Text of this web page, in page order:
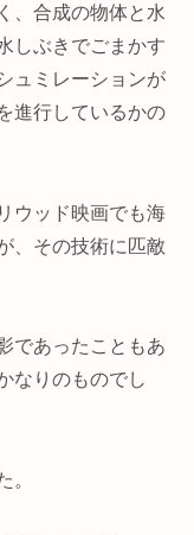
、合成の物体と水
しぶきでごまかす
ュミレーションが
進行しているかの
ウッド映画でも海
、その技術に匹敵
であったこともあ
なりのものでし
。